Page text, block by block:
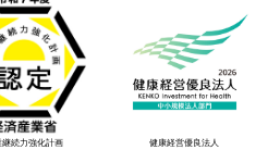
継続力強化計画 健康経営優良法人